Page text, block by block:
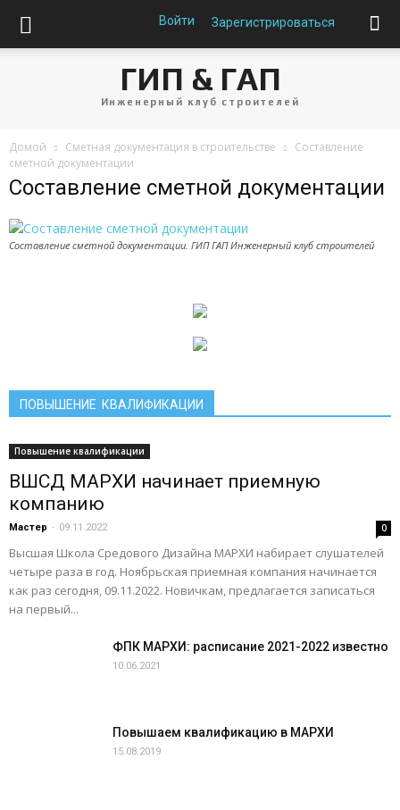
Войти Зарегистрироваться
ГИП & ГАП
Инженерный клуб строителей
Домой Сметная документация в строительстве
Составление
сметной документации
Составление сметной документации
Составление сметной документации. ГИП ГАП Инженерный клуб строителей
ПОВЫШЕНИЕ КВАЛИФИКАЦИИ
Повышение квалификации
ВШСД МАРХИ начинает приемную
компанию
Мастер - 09.11.2022 0
Высшая Школа Средового Дизайна МАРХИ набирает слушателей
четыре раза в год. Ноябрьская приемная компания начинается
как раз сегодня, 09.11.2022. Новичкам, предлагается записаться
на первый...
ФПК МАРХИ: расписание 2021-2022 известно
10.06.2021
Повышаем квалификацию в МАРХИ
15.08.2019